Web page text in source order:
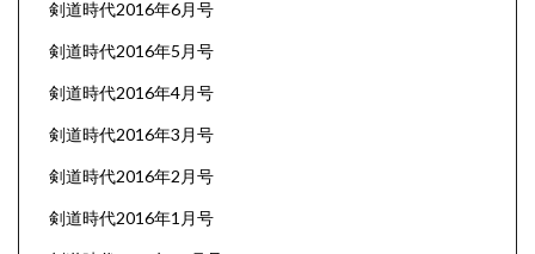
剣道時代2016年6月号
剣道時代2016年5月号
剣道時代2016年4月号
剣道時代2016年3月号
剣道時代2016年2月号
剣道時代2016年1月号